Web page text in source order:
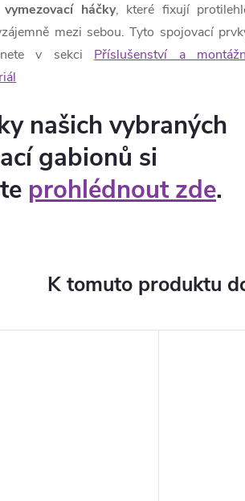
vymezovací háčky, které fixují
mezi sebou. Tyto spojovací
v sekci Příslušenství a
našich vybraných
gabionů si
prohlédnout zde.
K tomuto produktu